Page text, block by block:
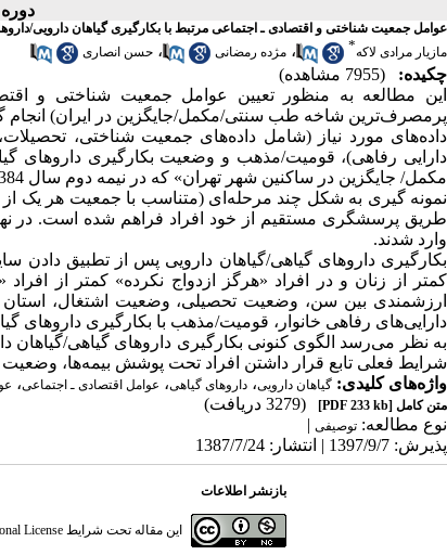
دوره 7، شماره 4 - ( پاییز
عوامل جمعیت شناختی و اقتصادی ـ اجتماعی مرتبط با بکارگیری گیاهان دارویی/
مازیار مرادی لاکه* ، مژده رمضانی ، حسن انصاری
چکیده:
(7955 مشاهده)
این مطالعه به منظور تعیین عوامل جمعیت شناختی و
پرمصرف‌ترین شاخه طب سنتی/مکمل/جایگزین در ایران) انجام
دارایی رفاهی)، قومیت/مذهب و وضعیت بکارگیری داروهای
مکمل/ جایگزین در ساکنین شهر تهران» که در نیمه دوم سال 1384 انجام شد، تأمین گردیدند.
وارد شدند.
بکارگیری داروهای گیاهی/گیاهان دارویی پس از تطبیق
کمتر از زنان و در افراد «هرگز ازدواج نکرده» کمتر از
ارزشمندی بین سن، وضعیت تحصیلی، وضعیت اشتغال،
دارایی‌های رفاهی خانوار، قومیت/مذهب با بکارگیری داروهای
به نظر می‌رسد الگوی کنونی بکارگیری داروهای گیاهی/
شرایط فعلی تابع قرار داشتن افراد تحت پوشش بیمه‌ها،
واژه‌های کلیدی: گیاهان دارویی، داروهای گیاهی، عوامل اقتصادی ـ اجتماعی،
متن کامل [PDF 233 kb]
(3279 دریافت)
نوع مطالعه: توصیفی |
پذیرش: 1397/9/7 | انتشار: 1387/7/24
بازنشر اطلاعات
این مقاله تحت شرایط License